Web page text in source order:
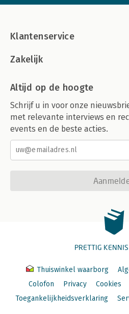
Klantenservice
Zakelijk
Altijd op de hoogte
Schrijf u in voor onze
met relevante interviews en
events en de beste acties.
PRETTIG
Thuiswinkel waarborg
Colofon
Privacy Cookies
Toegankelijkheidsverklaring